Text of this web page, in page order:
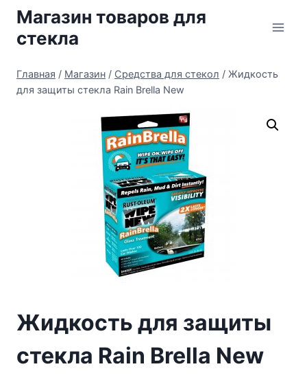
Перейти
содержимому
Магазин товаров для
стекла
Главная / Магазин / Средства для стекол / Жидкость
для защиты стекла Rain Brella New
Жидкость для защиты
стекла Rain Brella New